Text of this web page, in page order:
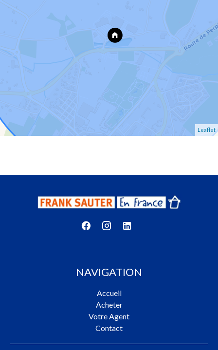
Leaflet
NAVIGATION
Accueil
Acheter
Votre Agent
Contact